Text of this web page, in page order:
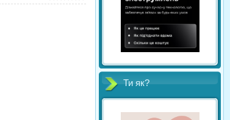
Ти як?